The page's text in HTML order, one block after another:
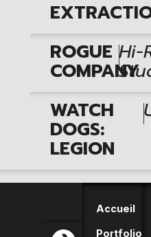
ROGUE
COMPANY
|Hi-
WATCH
DOGS:
LEGION​
|
Accueil
Portfolio